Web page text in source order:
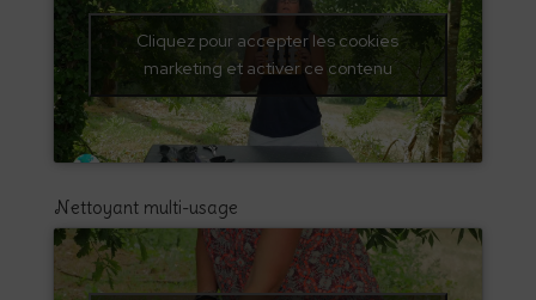
Cliquez pour accepter les cookies
marketing et activer ce contenu
Nettoyant multi-usage